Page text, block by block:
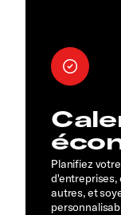
Planifiez
d'entreprises,
autres, et